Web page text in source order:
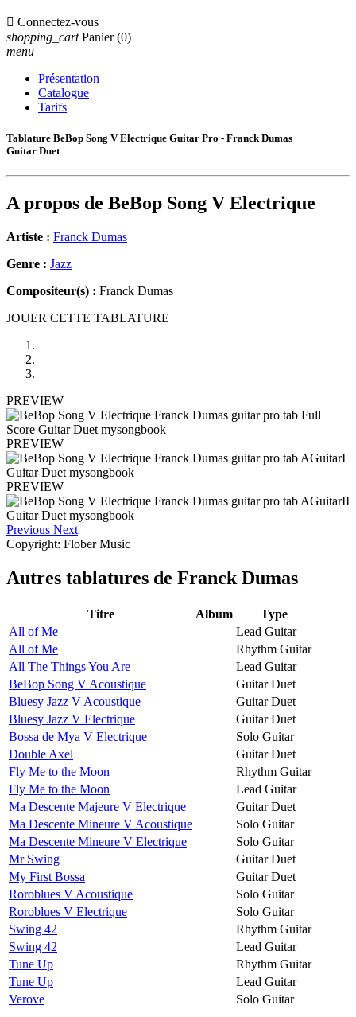
 Connectez-vous
shopping_cart Panier (0)
menu
Présentation
Catalogue
Tarifs
Tablature BeBop Song V Electrique Guitar Pro - Franck Dumas
Guitar Duet
A propos de BeBop Song V Electrique
Artiste : Franck Dumas
Genre : Jazz
Compositeur(s) : Franck Dumas
JOUER CETTE TABLATURE
PREVIEW
PREVIEW
PREVIEW
Previous Next
Copyright: Flober Music
Autres tablatures de Franck Dumas
Titre Album
Type
All of Me
Lead Guitar
All of Me
Rhythm Guitar
All The Things You Are
Lead Guitar
BeBop Song V Acoustique
Guitar Duet
Bluesy Jazz V Acoustique
Guitar Duet
Bluesy Jazz V Electrique
Guitar Duet
Bossa de Mya V Electrique
Solo Guitar
Double Axel
Guitar Duet
Fly Me to the Moon
Rhythm Guitar
Fly Me to the Moon
Lead Guitar
Ma Descente Majeure V Electrique
Guitar Duet
Ma Descente Mineure V Acoustique
Solo Guitar
Ma Descente Mineure V Electrique
Solo Guitar
Mr Swing
Guitar Duet
My First Bossa
Guitar Duet
Roroblues V Acoustique
Solo Guitar
Roroblues V Electrique
Solo Guitar
Swing 42
Rhythm Guitar
Swing 42
Lead Guitar
Tune Up
Rhythm Guitar
Tune Up
Lead Guitar
Verove
Solo Guitar